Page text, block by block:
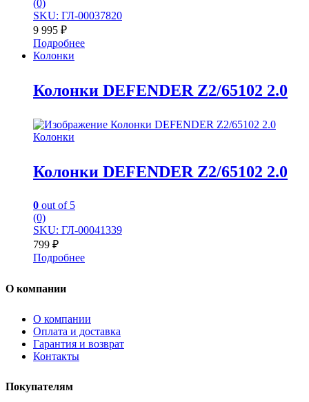
(0)
SKU: ГЛ-00037820
9 995 ₽
Подробнее
Колонки
Колонки DEFENDER Z2/65102 2.0
Колонки
Колонки DEFENDER Z2/65102 2.0
0 out of 5
(0)
SKU: ГЛ-00041339
799 ₽
Подробнее
О компании
О компании
Оплата и доставка
Гарантия и возврат
Контакты
Покупателям